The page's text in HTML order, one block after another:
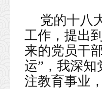
党的十八
工作，提出
来的党员干
运”，我深
注教育事业